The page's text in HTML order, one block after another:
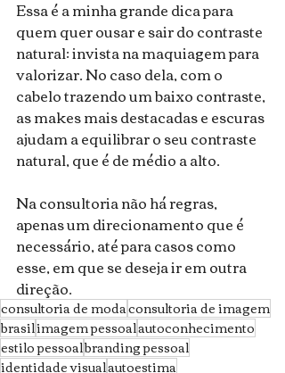
Essa é a minha grande dica para
quem quer ousar e sair do contraste
natural: invista na maquiagem para
valorizar. No caso dela, com o
cabelo trazendo um baixo contraste,
as makes mais destacadas e escuras
ajudam a equilibrar o seu contraste
natural, que é de médio a alto.
Na consultoria não há regras,
apenas um direcionamento que é
necessário, até para casos como
esse, em que se deseja ir em outra
direção.
consultoria de modaconsultoria de imagem
brasilimagem pessoalautoconhecimento
estilo pessoalbranding pessoal
identidade visualautoestima